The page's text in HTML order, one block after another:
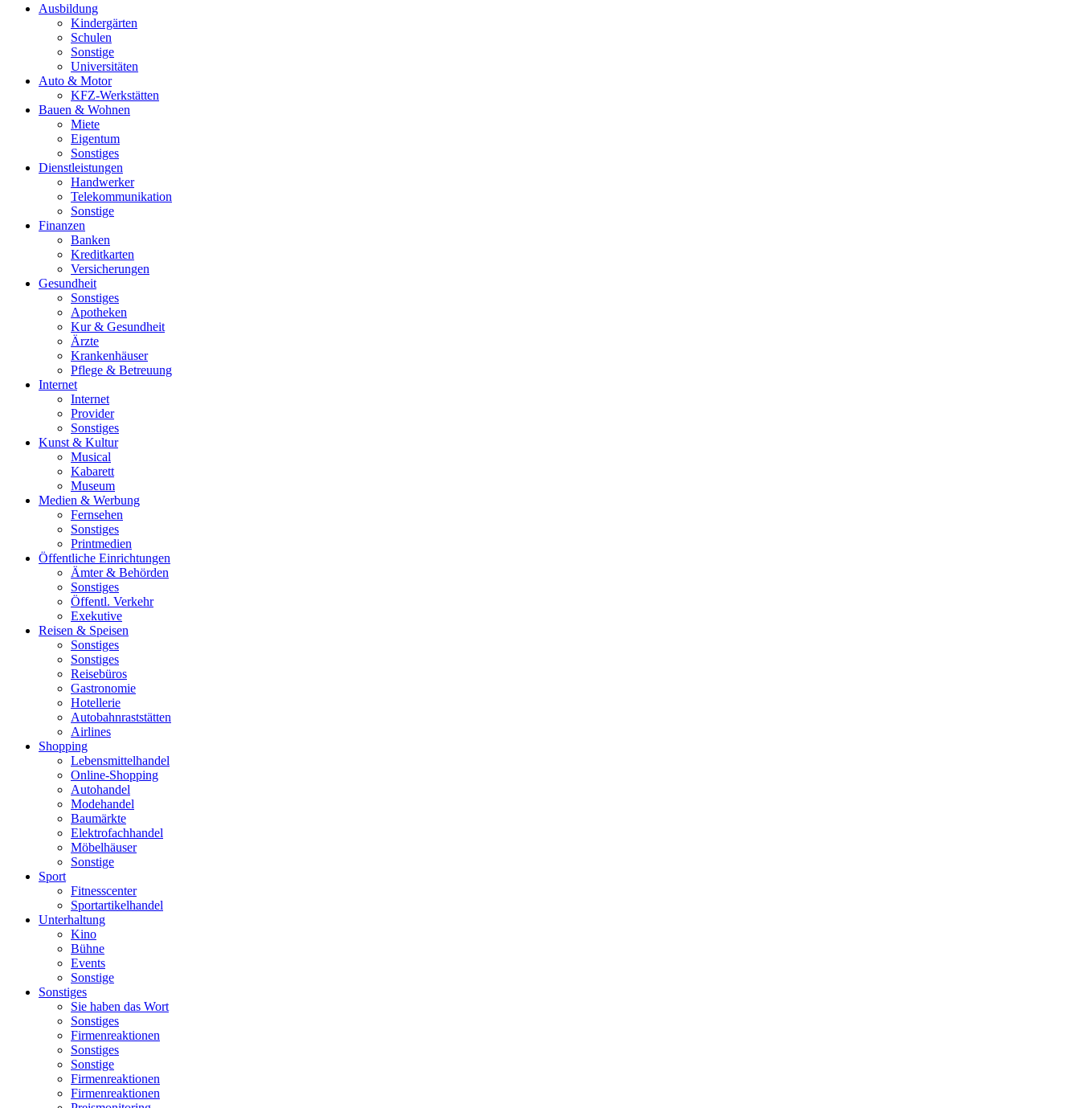
Ausbildung
Kindergärten
Schulen
Sonstige
Universitäten
Auto & Motor
KFZ-Werkstätten
Bauen & Wohnen
Miete
Eigentum
Sonstiges
Dienstleistungen
Handwerker
Telekommunikation
Sonstige
Finanzen
Banken
Kreditkarten
Versicherungen
Gesundheit
Sonstiges
Apotheken
Kur & Gesundheit
Ärzte
Krankenhäuser
Pflege & Betreuung
Internet
Internet
Provider
Sonstiges
Kunst & Kultur
Musical
Kabarett
Museum
Medien & Werbung
Fernsehen
Sonstiges
Printmedien
Öffentliche Einrichtungen
Ämter & Behörden
Sonstiges
Öffentl. Verkehr
Exekutive
Reisen & Speisen
Sonstiges
Sonstiges
Reisebüros
Gastronomie
Hotellerie
Autobahnraststätten
Airlines
Shopping
Lebensmittelhandel
Online-Shopping
Autohandel
Modehandel
Baumärkte
Elektrofachhandel
Möbelhäuser
Sonstige
Sport
Fitnesscenter
Sportartikelhandel
Unterhaltung
Kino
Bühne
Events
Sonstige
Sonstiges
Sie haben das Wort
Sonstiges
Firmenreaktionen
Sonstiges
Sonstige
Firmenreaktionen
Firmenreaktionen